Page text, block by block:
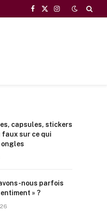
Facebook
X
Instagram
capsules, stickers
faux sur ce qui
ongles
nous parfois
» ?